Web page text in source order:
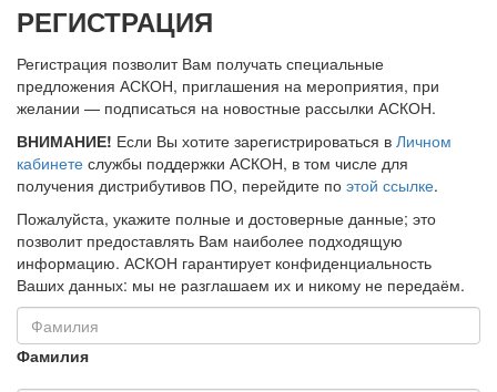
РЕГИСТРАЦИЯ
Регистрация позволит Вам получать специальные
предложения АСКОН, приглашения на мероприятия, при
желании — подписаться на новостные рассылки АСКОН.
ВНИМАНИЕ! Если Вы хотите зарегистрироваться в Личном
кабинете службы поддержки АСКОН, в том числе для
получения дистрибутивов ПО, перейдите по этой ссылке.
Пожалуйста, укажите полные и достоверные данные; это
позволит предоставлять Вам наиболее подходящую
информацию. АСКОН гарантирует конфиденциальность
Ваших данных: мы не разглашаем их и никому не передаём.
Фамилия